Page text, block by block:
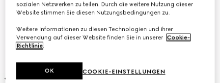
sozialen Netzwerken zu teilen. Durch die weitere Nutzung dieser
Website stimmen Sie diesen Nutzungsbedingungen zu.
Weitere Informationen zu diesen Technologien und ihrer
Verwendung auf dieser Website finden Sie in unserer Cookie-
Richtlinie.
COOKIE-EINSTELLUNGEN
OK